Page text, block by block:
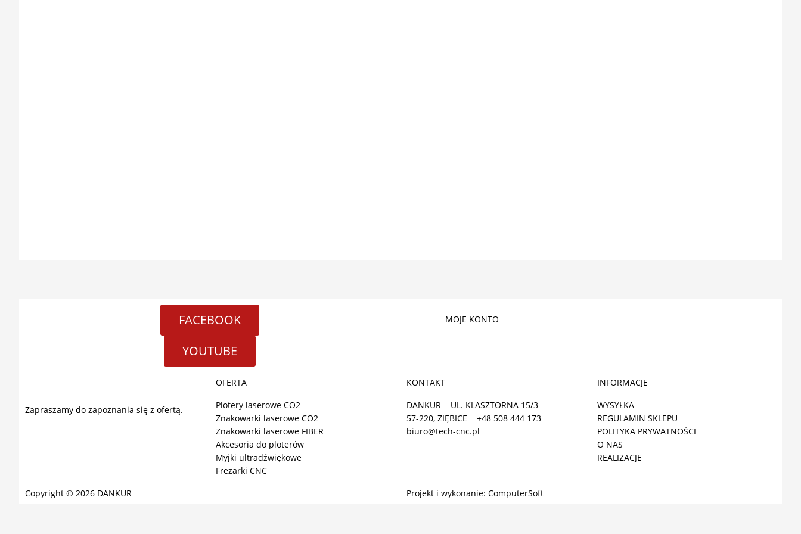
FACEBOOK
YOUTUBE
MOJE KONTO
Zapraszamy do zapoznania się z ofertą.
OFERTA
Plotery laserowe CO2
Znakowarki laserowe CO2
Znakowarki laserowe FIBER
Akcesoria do ploterów
Myjki ultradźwiękowe
Frezarki CNC
KONTAKT
DANKUR
UL. KLASZTORNA 15/3
57-220, ZIĘBICE
+48 508 444 173
biuro@tech-cnc.pl
INFORMACJE
WYSYŁKA
REGULAMIN SKLEPU
POLITYKA PRYWATNOŚCI
O NAS
REALIZACJE
Copyright © 2026 DANKUR Projekt i wykonanie: ComputerSoft